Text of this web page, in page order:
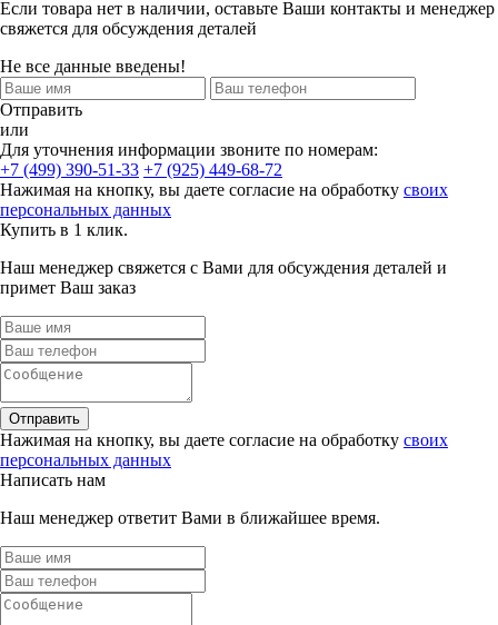
Если товара нет в наличии, оставьте Ваши контакты и менеджер
свяжется для обсуждения деталей
Не все данные введены!
Отправить
или
Для уточнения информации звоните по номерам:
+7 (499) 390-51-33 +7 (925) 449-68-72
Нажимая на кнопку, вы даете согласие на обработку своих
персональных данных
Купить в 1 клик.
Наш менеджер свяжется с Вами для обсуждения деталей и
примет Ваш заказ
Отправить
Нажимая на кнопку, вы даете согласие на обработку своих
персональных данных
Написать нам
Наш менеджер ответит Вами в ближайшее время.